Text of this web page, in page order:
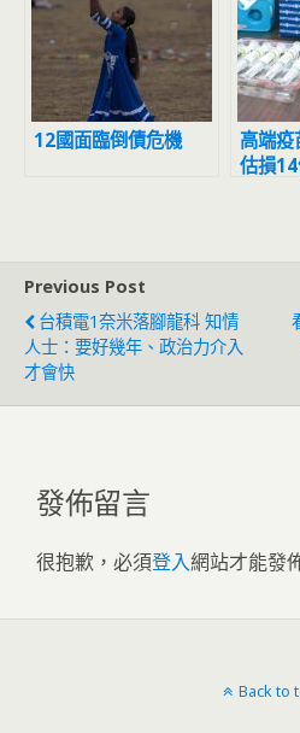
12國面臨倒債危機
高端
估損
Previous Post
台積電1奈米落腳龍科 知情
人士：要好幾年、政治力介入
才會快
發佈留言
很抱歉，必須登入網站才能發
Back to